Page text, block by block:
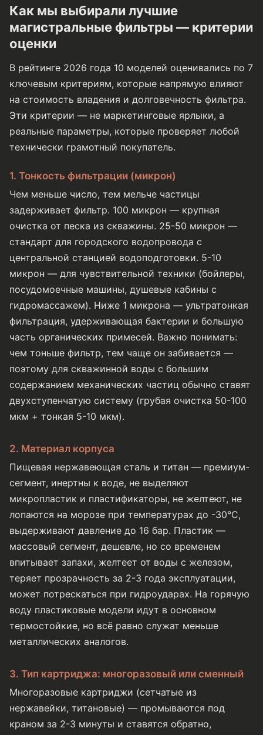
Как мы выбирали лучшие
магистральные фильтры — критерии
оценки
В рейтинге 2026 года 10 моделей оценивались по 7
ключевым критериям, которые напрямую влияют
на стоимость владения и долговечность фильтра.
Эти критерии — не маркетинговые ярлыки, а
реальные параметры, которые проверяет любой
технически грамотный покупатель.
1. Тонкость фильтрации (микрон)
Чем меньше число, тем мельче частицы
задерживает фильтр. 100 микрон — крупная
очистка от песка из скважины. 25-50 микрон —
стандарт для городского водопровода с
центральной станцией водоподготовки. 5-10
микрон — для чувствительной техники (бойлеры,
посудомоечные машины, душевые кабины с
гидромассажем). Ниже 1 микрона — ультратонкая
фильтрация, удерживающая бактерии и большую
часть органических примесей. Важно понимать:
чем тоньше фильтр, тем чаще он забивается —
поэтому для скважинной воды с большим
содержанием механических частиц обычно ставят
двухступенчатую систему (грубая очистка 50-100
мкм + тонкая 5-10 мкм).
2. Материал корпуса
Пищевая нержавеющая сталь и титан — премиум-
сегмент, инертны к воде, не выделяют
микропластик и пластификаторы, не желтеют, не
лопаются на морозе при температурах до -30°C,
выдерживают давление до 16 бар. Пластик —
массовый сегмент, дешевле, но со временем
впитывает запахи, желтеет от воды с железом,
теряет прозрачность за 2-3 года эксплуатации,
может потрескаться при гидроударах. На горячую
воду пластиковые модели идут в основном
термостойкие, но всё равно служат меньше
металлических аналогов.
3. Тип картриджа: многоразовый или сменный
Многоразовые картриджи (сетчатые из
нержавейки, титановые) — промываются под
краном за 2-3 минуты и ставятся обратно,